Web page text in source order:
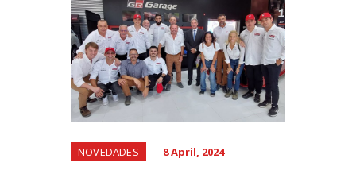
NOVEDADES 8 April, 2024